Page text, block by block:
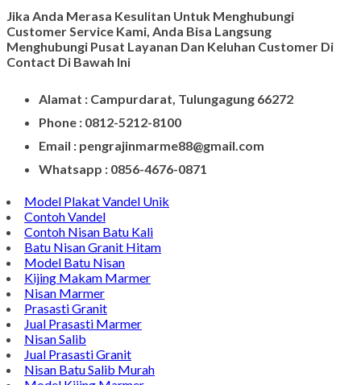
Model Prasasti Terbaru
Prasasti untuk Peresmian Masjid
Prasasti Marmer
Prasasti dari Marmer
Meja Makan Marmer
Meja Marmer Bulat
Vandel Kenang - Kenangan
CONTACT INFO
Jika Anda Merasa Kesulitan Untuk Menghubungi
Customer Service Kami, Anda Bisa Langsung
Menghubungi Pusat Layanan Dan Keluhan Customer Di
Contact Di Bawah Ini
Alamat : Campurdarat, Tulungagung 66272
Phone : 0812-5212-8100
Email : pengrajinmarme88@gmail.com
Whatsapp : 0856-4676-0871